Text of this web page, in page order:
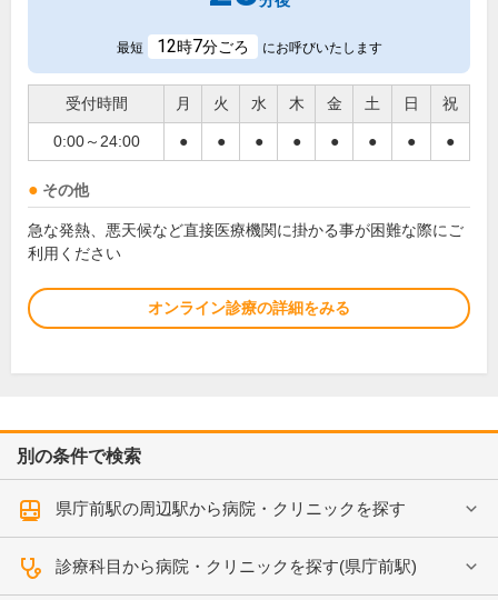
最短 12時7分ごろ にお呼びいたします
受付時間 月 火 水 木 金 土 日 祝
0:00～24:00 ● ● ● ● ● ● ● ●
その他
急な発熱、悪天候など直接医療機関に掛かる事が困難な際にご
利用ください
オンライン診療の詳細をみる
別の条件で検索
県庁前駅の周辺駅から病院・クリニックを探す
診療科目から病院・クリニックを探す(県庁前駅)